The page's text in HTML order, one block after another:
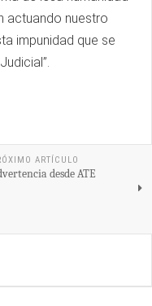
actuando nuestro
impunidad que se
ARTÍCULO
desde ATE